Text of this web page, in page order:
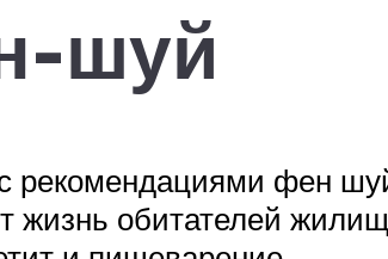
шуй
рекомендациями фен
жизнь обитателей